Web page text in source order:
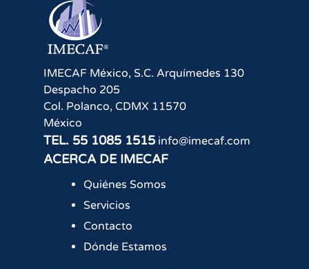
IMECAF México, S.C. Arquímedes 130
Despacho 205
Col. Polanco, CDMX 11570
México
TEL. 55 1085 1515 info@imecaf.com
ACERCA DE IMECAF
Quiénes Somos
Servicios
Contacto
Dónde Estamos